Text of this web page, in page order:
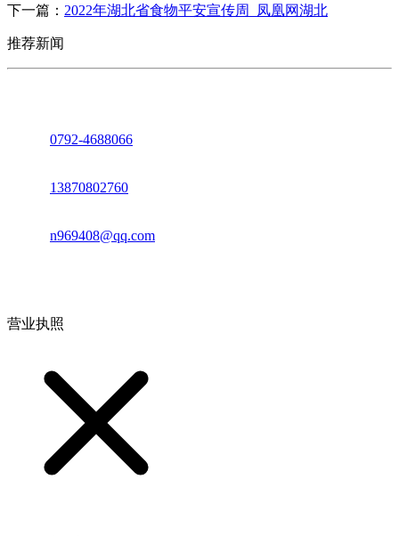
下一篇： 2022年湖北省食物平安宣传周_凤凰网湖北
推荐新闻
0792-4688066
13870802760
n969408@qq.com
营业执照